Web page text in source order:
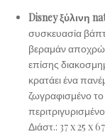
Disney ξύλινη
συσκευασία
βεραμάν
επίσης
κρατάει ένα
ζωγραφισμένο
Διάστ.: 37 x 25 x